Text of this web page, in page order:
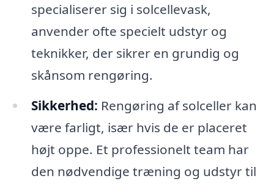
specialiserer sig i solcellevask,
anvender ofte specielt udstyr og
teknikker, der sikrer en grundig og
skånsom rengøring.
Sikkerhed: Rengøring af solceller kan
være farligt, især hvis de er placeret
højt oppe. Et professionelt team har
den nødvendige træning og udstyr til